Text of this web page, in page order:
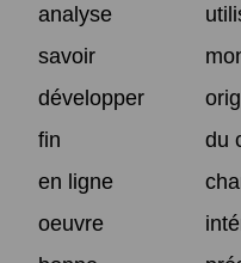
analyse
savoir
développer
fin
du
en ligne
oeuvre